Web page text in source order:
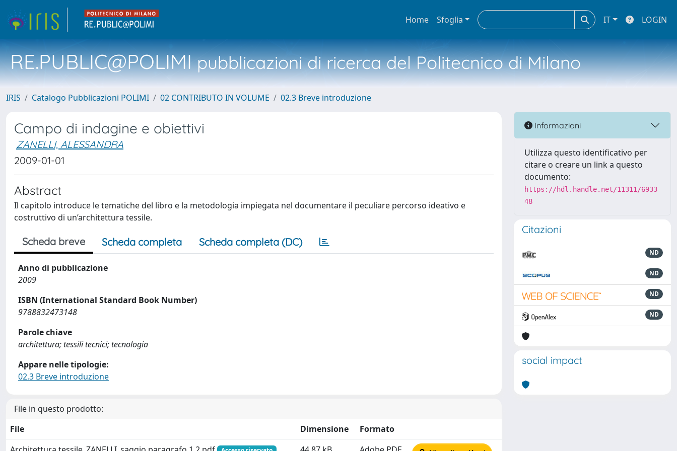
Home Sfoglia IT LOGIN
RE.PUBLIC@POLIMIpubblicazioni di ricerca del Politecnico di Milano
IRIS Catalogo Pubblicazioni POLIMI 02 CONTRIBUTO IN VOLUME 02.3 Breve introduzione
Campo di indagine e obiettivi
ZANELLI, ALESSANDRA
2009-01-01
Abstract
Il capitolo introduce le tematiche del libro e la metodologia impiegata nel documentare il peculiare percorso ideativo e
costruttivo di un’architettura tessile.
Scheda breve Scheda completa Scheda completa (DC)
Anno di pubblicazione
2009
ISBN (International Standard Book Number)
9788832473148
Parole chiave
architettura; tessili tecnici; tecnologia
Appare nelle tipologie:
02.3 Breve introduzione
File in questo prodotto:
File
Dimensione
Formato
Informazioni
Utilizza questo identificativo per
citare o creare un link a questo
documento:
https://hdl.handle.net/11311/6933
48
Citazioni
ND
ND
ND
ND
social impact